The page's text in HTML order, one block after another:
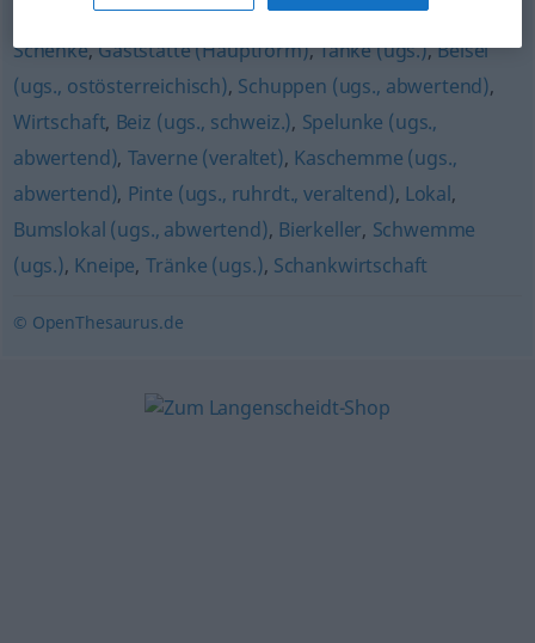
,Bar,Gasthaus (ugs., südösterreichisch)
Schenke,Gaststätte (Hauptform),Tanke (ugs.),Beisel
(ugs., ostösterreichisch), Schuppen (ugs., abwertend),
Wirtschaft, Beiz (ugs., schweiz.), Spelunke (ugs.,
abwertend), Taverne (veraltet), Kaschemme (ugs.,
abwertend), Pinte (ugs., ruhrdt., veraltend), Lokal,
Bumslokal (ugs., abwertend), Bierkeller, Schwemme
(ugs.), Kneipe, Tränke (ugs.), Schankwirtschaft
© OpenThesaurus.de